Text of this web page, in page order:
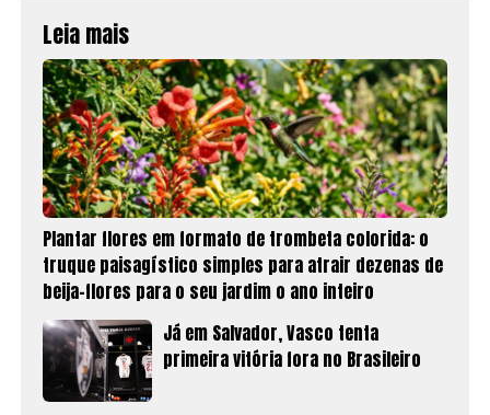
Leia mais
Plantar flores em formato de trombeta colorida: o
truque paisagístico simples para atrair dezenas de
beija-flores para o seu jardim o ano inteiro
Já em Salvador, Vasco tenta
primeira vitória fora no Brasileiro